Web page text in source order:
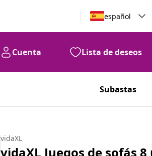
español
Cuenta Lista de deseos
Subastas
vidaXL
vidaXL Juegos de sofás 8